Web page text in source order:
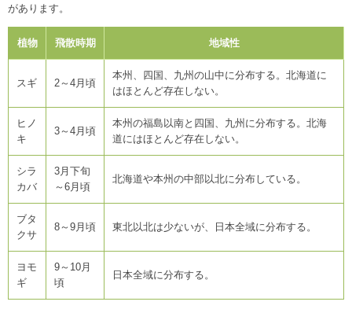
があります。
植物 飛散時期 地域性
スギ 2～4月頃
本州、四国、九州の山中に分布する。北海道に
はほとんど存在しない。
ヒノ
キ
3～4月頃
本州の福島以南と四国、九州に分布する。北海
道にはほとんど存在しない。
シラ
カバ
3月下旬
～6月頃
北海道や本州の中部以北に分布している。
ブタ
クサ
8～9月頃 東北以北は少ないが、日本全域に分布する。
ヨモ
ギ
9～10月
頃
日本全域に分布する。